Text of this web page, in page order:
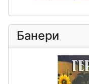
Банери